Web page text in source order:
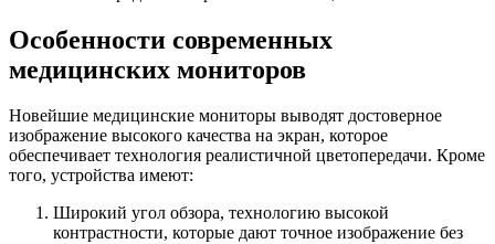
Особенности современных
медицинских мониторов
Новейшие медицинские мониторы выводят достоверное
изображение высокого качества на экран, которое
обеспечивает технология реалистичной цветопередачи. Кроме
того, устройства имеют:
Широкий угол обзора, технологию высокой
контрастности, которые дают точное изображение без